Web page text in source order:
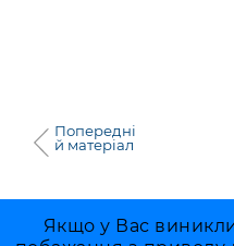
Попередні
й матеріал
Якщо у Вас